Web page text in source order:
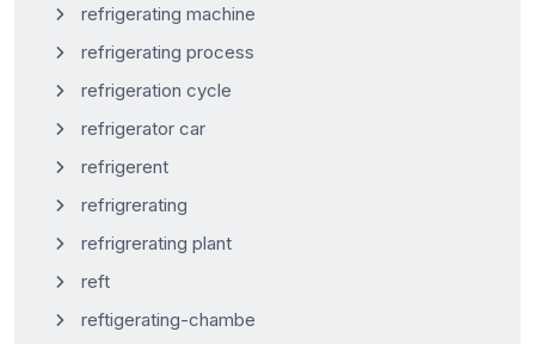
refrigerating machine
refrigerating process
refrigeration cycle
refrigerator car
refrigerent
refrigrerating
refrigrerating plant
reft
reftigerating-chambe